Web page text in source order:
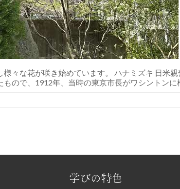
々な花が咲き始めています。 ハナミズキ 日米
ので、1912年、当時の東京市長がワシントンに
学びの特色